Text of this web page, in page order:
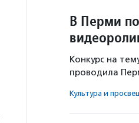
В Перми
Конкурс на
проводила
Культура и